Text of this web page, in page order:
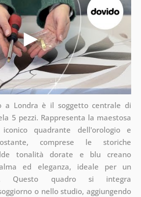
a Londra è il soggetto centrale di
5 pezzi. Rappresenta la maestosa
quadrante dell'orologio e
comprese le storiche
tonalità dorate e blu creano
ed eleganza, ideale per un
Questo quadro si integra
o nello studio, aggiungendo